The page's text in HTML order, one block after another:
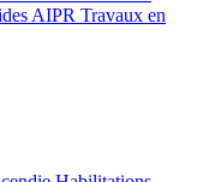
AIPR Travaux en